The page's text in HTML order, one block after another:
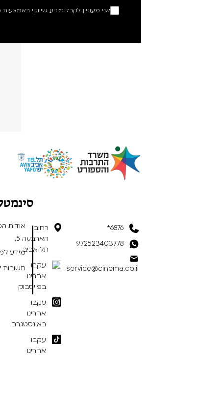
אני מעוניין לקבל מידע שיווקי באמצעות
6876*
972523403778
service@cinema.co.il
רחוב
הארבעה 5,
תל אביב
עקבו
אחרינו
בפייסבוק
עקבו
אחרינו
באינסטגרם
עקבו
אחרינו
אודות
מידע
תשובות